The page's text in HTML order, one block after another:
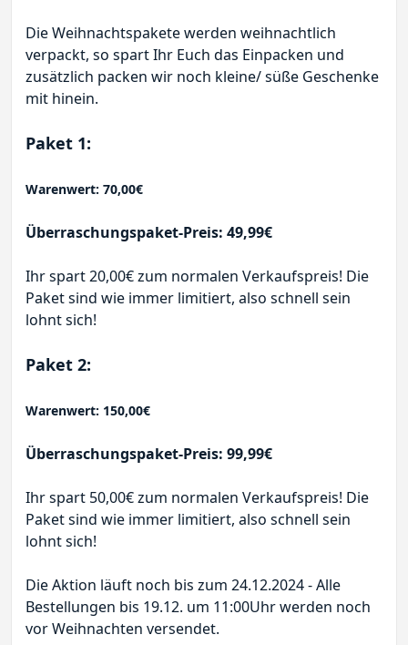
Die Weihnachtspakete werden weihnachtlich
verpackt, so spart Ihr Euch das Einpacken und
zusätzlich packen wir noch kleine/ süße Geschenke
mit hinein.
Paket 1:
Warenwert: 70,00€
Überraschungspaket-Preis: 49,99€
Ihr spart 20,00€ zum normalen Verkaufspreis! Die
Paket sind wie immer limitiert, also schnell sein
lohnt sich!
Paket 2:
Warenwert: 150,00€
Überraschungspaket-Preis: 99,99€
Ihr spart 50,00€ zum normalen Verkaufspreis! Die
Paket sind wie immer limitiert, also schnell sein
lohnt sich!
Die Aktion läuft noch bis zum 24.12.2024 - Alle
Bestellungen bis 19.12. um 11:00Uhr werden noch
vor Weihnachten versendet.